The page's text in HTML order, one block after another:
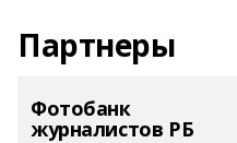
Партнеры
Фотобанк
журналистов РБ